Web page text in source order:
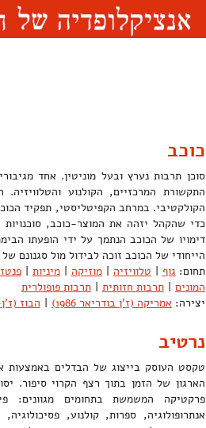
כוכב
סוכן תרבות נערץ ובעל מוניטין. אחד
התקשורת המרכזיים, הקולנוע
הקולקטיבי. במרחב הקפיטליסטי, תפקיד
כדי שהקהל יזהה את המוצר-כוכב,
דימויו של הכוכב הנתמך על ידי הופעתו
הייחודי של הכוכב זוכה לבידול מול
תחום: גוף | טלוויזיה | מוזיקה | מיניות |
המונים | תרבות חזותית | תרבות פופולרית
יצירה: אמריקה (ז'ן בודריאר 1986) | הבוז (ז'ן-
נרטיב
טקסט העוסק בייצוג של הבדלים באמצעות
הארגון של הזמן בתוך רצף הקרוי סיפור.
פרקטיקה המשמשת בתחומים מגוונים:
אנתרופולוגיה, ספרות, קולנוע,